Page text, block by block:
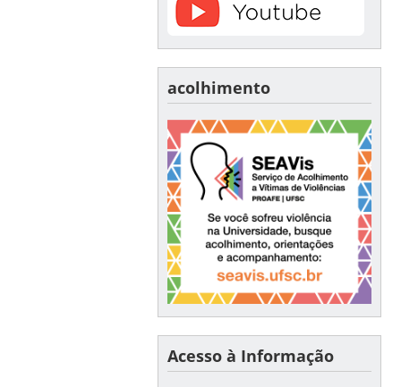
acolhimento
Acesso à Informação